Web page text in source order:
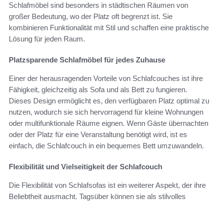
Schlafmöbel sind besonders in städtischen Räumen von
großer Bedeutung, wo der Platz oft begrenzt ist. Sie
kombinieren Funktionalität mit Stil und schaffen eine praktische
Lösung für jeden Raum.
Platzsparende Schlafmöbel für jedes Zuhause
Einer der herausragenden Vorteile von Schlafcouches ist ihre
Fähigkeit, gleichzeitig als Sofa und als Bett zu fungieren.
Dieses Design ermöglicht es, den verfügbaren Platz optimal zu
nutzen, wodurch sie sich hervorragend für kleine Wohnungen
oder multifunktionale Räume eignen. Wenn Gäste übernachten
oder der Platz für eine Veranstaltung benötigt wird, ist es
einfach, die Schlafcouch in ein bequemes Bett umzuwandeln.
Flexibilität und Vielseitigkeit der Schlafcouch
Die Flexibilität von Schlafsofas ist ein weiterer Aspekt, der ihre
Beliebtheit ausmacht. Tagsüber können sie als stilvolles